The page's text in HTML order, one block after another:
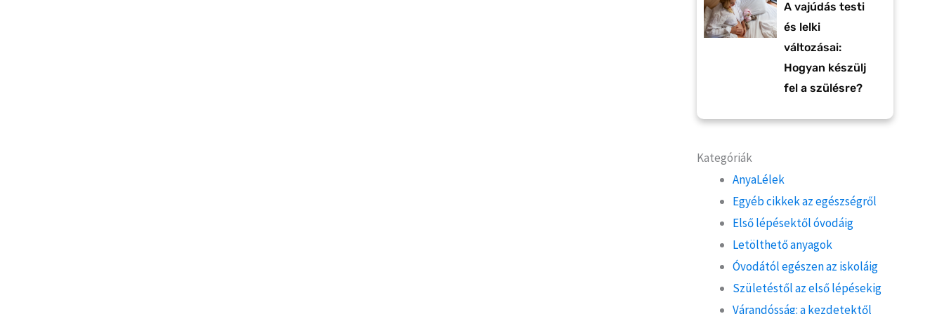
A vajúdás testi
és lelki
változásai:
Hogyan készülj
fel a szülésre?
Kategóriák
AnyaLélek
Egyéb cikkek az egészségről
Első lépésektől óvodáig
Letölthető anyagok
Óvodától egészen az iskoláig
Születéstől az első lépésekig
Várandósság: a kezdetektől